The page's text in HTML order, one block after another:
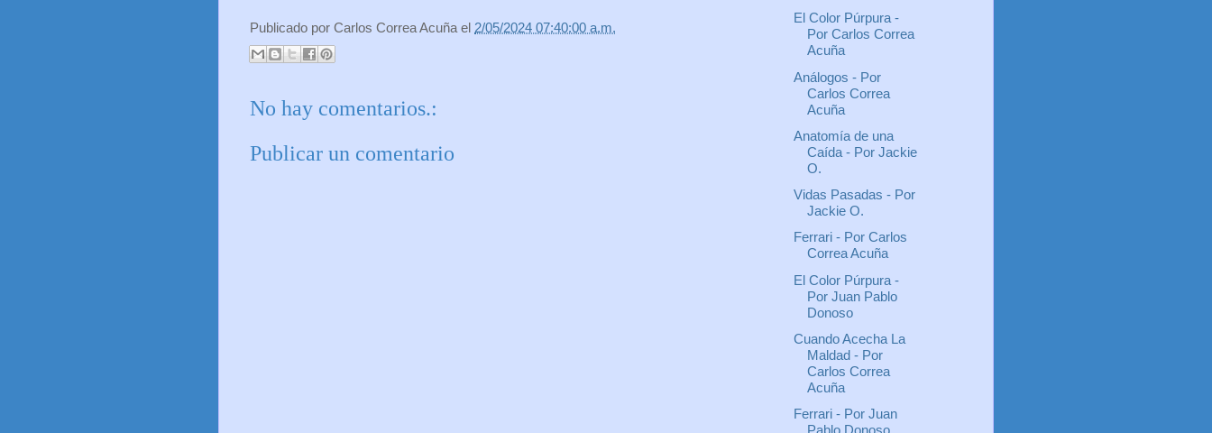
Publicado por Carlos Correa Acuña el 2/05/2024 07:40:00 a.m.
No hay comentarios.:
Publicar un comentario
El Color Púrpura -
Por Carlos Correa
Acuña
Análogos - Por
Carlos Correa
Acuña
Anatomía de una
Caída - Por Jackie
O.
Vidas Pasadas - Por
Jackie O.
Ferrari - Por Carlos
Correa Acuña
El Color Púrpura -
Por Juan Pablo
Donoso
Cuando Acecha La
Maldad - Por
Carlos Correa
Acuña
Ferrari - Por Juan
Pablo Donoso